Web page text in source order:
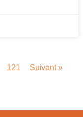
121 Suivant »